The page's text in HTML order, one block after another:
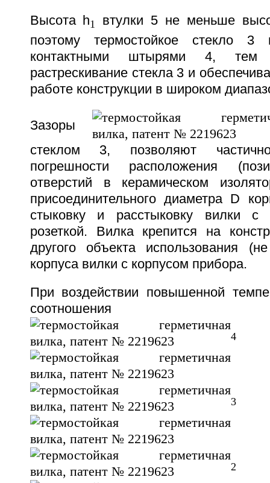
Высота h1
втулки 5 не меньше
поэтому термостойкое стекло 3
контактными штырями 4, тем
растрескивание стекла 3 и
работе конструкции в широком
Зазоры
стеклом 3, позволяют частично
погрешности расположения
отверстий в керамическом
присоединительного диаметра D
стыковку и расстыковку вилки с
розеткой. Вилка крепится на
другого объекта использования
корпуса вилки с корпусом прибора.
При воздействии повышенной
соотношения
4
3
2